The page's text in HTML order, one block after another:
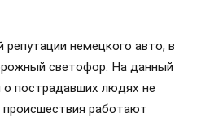
немецкого авто, в
светофор. На данный
пострадавших людях не
работают